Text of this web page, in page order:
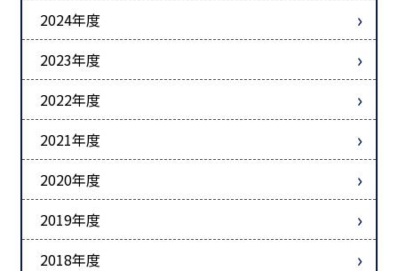
2024年度
2023年度
2022年度
2021年度
2020年度
2019年度
2018年度